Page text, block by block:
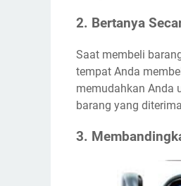
2. Bertanya
Saat membeli
tempat Anda
memudahkan Anda
barang yang
3.